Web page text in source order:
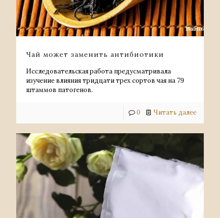
Чай может заменить антибиотики
Исследовательская работа предусматривала
изучение влияния тридцати трех сортов чая на 79
штаммов патогенов.
0 Читать далее